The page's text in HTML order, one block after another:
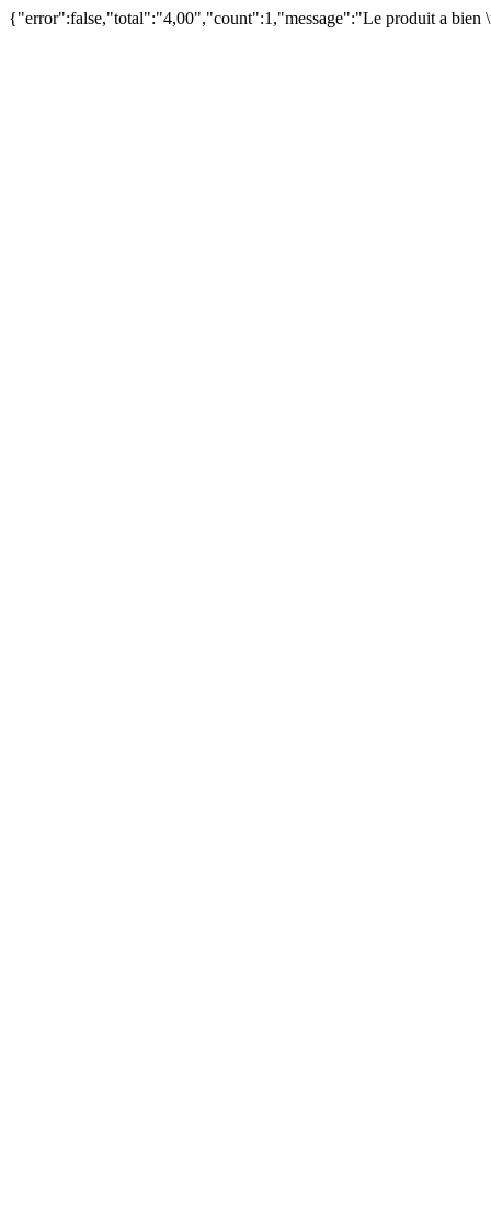
{"error":false,"total":"4,00","count":1,"message":"Le produit a bien